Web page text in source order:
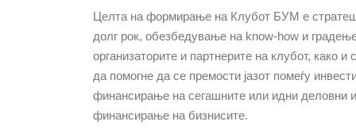
Целта на формирање на Клубот БУМ е
долг рок, обезбедување на know-how и
организаторите и партнерите на клубот, како
да помогне да се премости јазот помеѓу
финансирање на сегашните или идни деловни
финансирање на бизнисите.